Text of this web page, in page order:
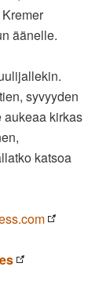
äänelle.
syvyyden
kirkas
katsoa